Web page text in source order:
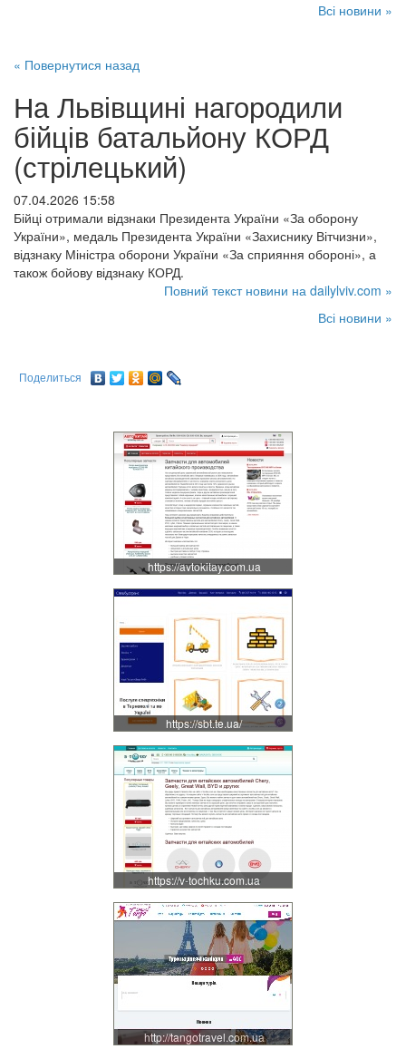
Всі новини »
« Повернутися назад
На Львівщині нагородили
бійців батальйону КОРД
(стрілецький)
07.04.2026 15:58
Бійці отримали відзнаки Президента України «За оборону
України», медаль Президента України «Захиснику Вітчизни»,
відзнаку Міністра оборони України «За сприяння обороні», а
також бойову відзнаку КОРД.
Повний текст новини на dailylviv.com »
Всі новини »
Поделиться
https://avtokitay.com.ua
https://sbt.te.ua/
https://v-tochku.com.ua
http://tangotravel.com.ua